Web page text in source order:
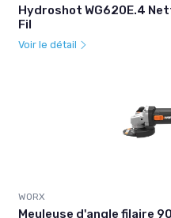
Hydroshot WG620E.4
Fil
Voir le détail
WORX
Meuleuse d'angle filaire